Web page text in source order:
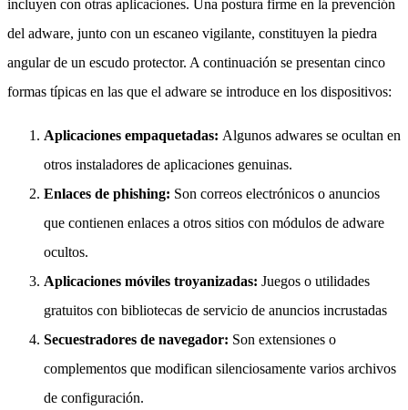
incluyen con otras aplicaciones. Una postura firme en la prevención
del adware, junto con un escaneo vigilante, constituyen la piedra
angular de un escudo protector. A continuación se presentan cinco
formas típicas en las que el adware se introduce en los dispositivos:
Aplicaciones empaquetadas: Algunos adwares se ocultan en
otros instaladores de aplicaciones genuinas.
Enlaces de phishing: Son correos electrónicos o anuncios
que contienen enlaces a otros sitios con módulos de adware
ocultos.
Aplicaciones móviles troyanizadas: Juegos o utilidades
gratuitos con bibliotecas de servicio de anuncios incrustadas
Secuestradores de navegador: Son extensiones o
complementos que modifican silenciosamente varios archivos
de configuración.